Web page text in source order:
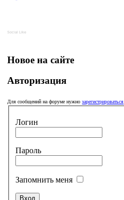
Social Like
Новое на сайте
Авторизация
Для сообщений на форуме нужнозарегистрироваться
Логин
Пароль
Запомнить меня